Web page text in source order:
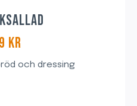
KR​
och dressing